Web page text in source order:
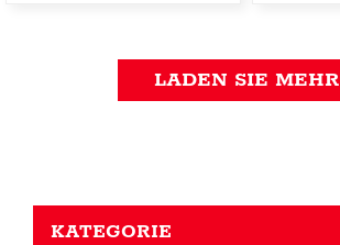
LADEN SIE MEHR
KATEGORIE